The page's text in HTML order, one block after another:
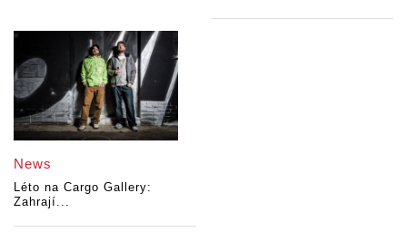
News
Léto na Cargo Gallery:
Zahrají...